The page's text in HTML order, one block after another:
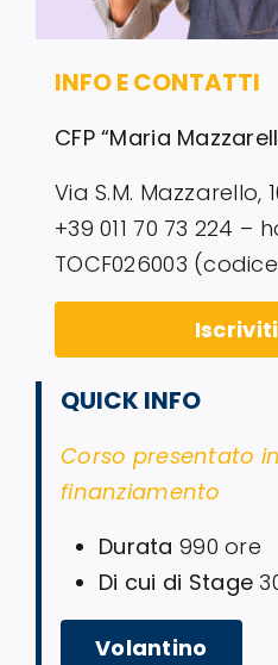
INFO E CONTATTI
CFP “Maria
Via S.M. Mazzarello,
+39 011 70 73 224 –
TOCF026003
QUICK INFO
Corso presentato
finanziamento
Durata 990 ore
Di cui di Stage
Volantino